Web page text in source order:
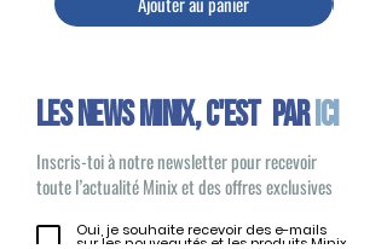
Les news minix, C'EST PARICI
Inscris-toi à notre newsletter pour recevoir
toute l’actualité Minix et des offres exclusives
Oui, je souhaite recevoir des e-mails
sur les nouveautés et les produits Minix